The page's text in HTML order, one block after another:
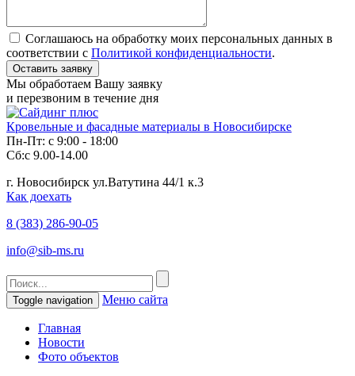
Соглашаюсь на обработку моих персональных данных в
соответствии с Политикой конфиденциальности.
Мы обработаем Вашу заявку
и перезвоним в течение дня
Кровельные и фасадные материалы в Новосибирске
Пн-Пт: с 9:00 - 18:00
Сб:с 9.00-14.00
г. Новосибирск ул.Ватутина 44/1 к.3
Как доехать
8 (383) 286-90-05
info@sib-ms.ru
Toggle navigation Меню сайта
Главная
Новости
Фото объектов